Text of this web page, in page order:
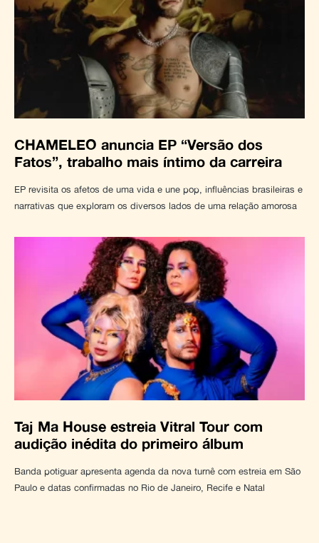
CHAMELEO anuncia EP “Versão dos
Fatos”, trabalho mais íntimo da carreira
EP revisita os afetos de uma vida e une pop, influências brasileiras e
narrativas que exploram os diversos lados de uma relação amorosa
Taj Ma House estreia Vitral Tour com
audição inédita do primeiro álbum
Banda potiguar apresenta agenda da nova turnê com estreia em São
Paulo e datas confirmadas no Rio de Janeiro, Recife e Natal